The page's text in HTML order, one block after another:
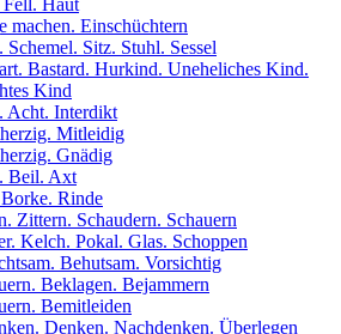
Haut
machen. Einschüchtern
Schemel. Sitz. Stuhl. Sessel
Bastard. Hurkind. Uneheliches Kind.
Kind
Acht. Interdikt
Mitleidig
Gnädig
Beil. Axt
Rinde
Zittern. Schaudern. Schauern
Kelch. Pokal. Glas. Schoppen
Behutsam. Vorsichtig
Beklagen. Bejammern
Bemitleiden
Denken. Nachdenken. Überlegen